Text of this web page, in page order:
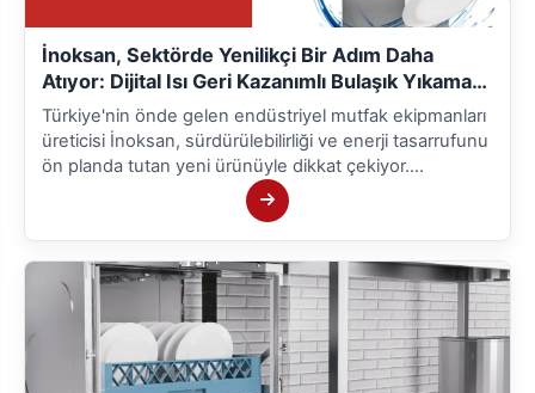
İnoksan, Sektörde Yenilikçi Bir Adım Daha
Atıyor: Dijital Isı Geri Kazanımlı Bulaşık Yıkama
Makinesi
Türkiye'nin önde gelen endüstriyel mutfak ekipmanları
üreticisi İnoksan, sürdürülebilirliği ve enerji tasarrufunu
ön planda tutan yeni ürünüyle dikkat çekiyor.
İnoksan'ın 1000 tabak kapasiteli bulaşık yıkama
makinelerinin dijital versiyonu, özel ısı geri kazanım
teknolojisi ve çağdaş tasarımıyla sektöre yeni bir soluk
getiriyor.